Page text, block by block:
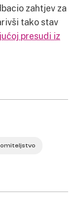
zahtjev za
tako stav
presudi iz